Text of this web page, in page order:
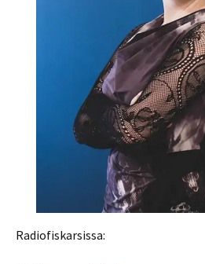
Radiofiskarsissa: